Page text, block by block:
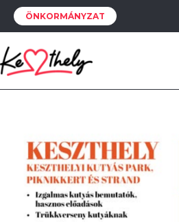
ÖNKORMÁNYZAT